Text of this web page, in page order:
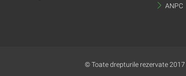
ANPC
© Toate drepturile rezervate 2017